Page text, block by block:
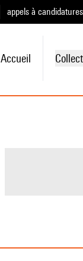
appels à candidatures
Accueil